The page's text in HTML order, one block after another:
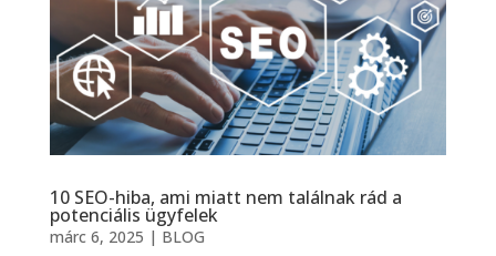
10 SEO-hiba, ami miatt nem találnak rád a
potenciális ügyfelek
márc 6, 2025 | BLOG